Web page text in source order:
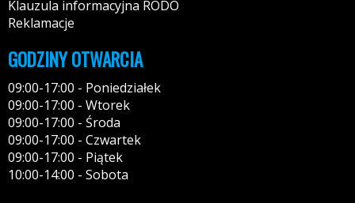
Klauzula informacyjna RODO
Reklamacje
GODZINY OTWARCIA
09:00-17:00 - Poniedziałek
09:00-17:00 - Wtorek
09:00-17:00 - Środa
09:00-17:00 - Czwartek
09:00-17:00 - Piątek
10:00-14:00 - Sobota